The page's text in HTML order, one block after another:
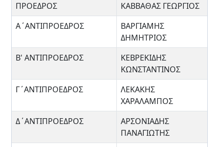
ΠΡΟΕΔΡΟΣ
ΚΑΒΒΑΘΑΣ ΓΕΩΡΓΙΟΣ
Α΄ΑΝΤΙΠΡΟΕΔΡΟΣ
ΒΑΡΓΙΑΜΗΣ
ΔΗΜΗΤΡΙΟΣ
Β' ΑΝΤΙΠΡΟΕΔΡΟΣ
ΚΕΒΡΕΚΙΔΗΣ
ΚΩΝΣΤΑΝΤΙΝΟΣ
Γ΄ΑΝΤΙΠΡΟΕΔΡΟΣ
ΛΕΚΑΚΗΣ
ΧΑΡΑΛΑΜΠΟΣ
Δ΄ΑΝΤΙΠΡΟΕΔΡΟΣ
ΑΡΣΟΝΙΑΔΗΣ
ΠΑΝΑΓΙΩΤΗΣ